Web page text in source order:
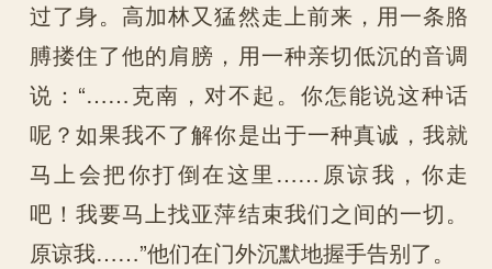
过了身。高加林又猛然走上前来，用一条胳
膊搂住了他的肩膀，用一种亲切低沉的音调
说：“……克南，对不起。你怎能说这种话
呢？如果我不了解你是出于一种真诚，我就
马上会把你打倒在这里……原谅我，你走
吧！我要马上找亚萍结束我们之间的一切。
原谅我……”他们在门外沉默地握手告别了。